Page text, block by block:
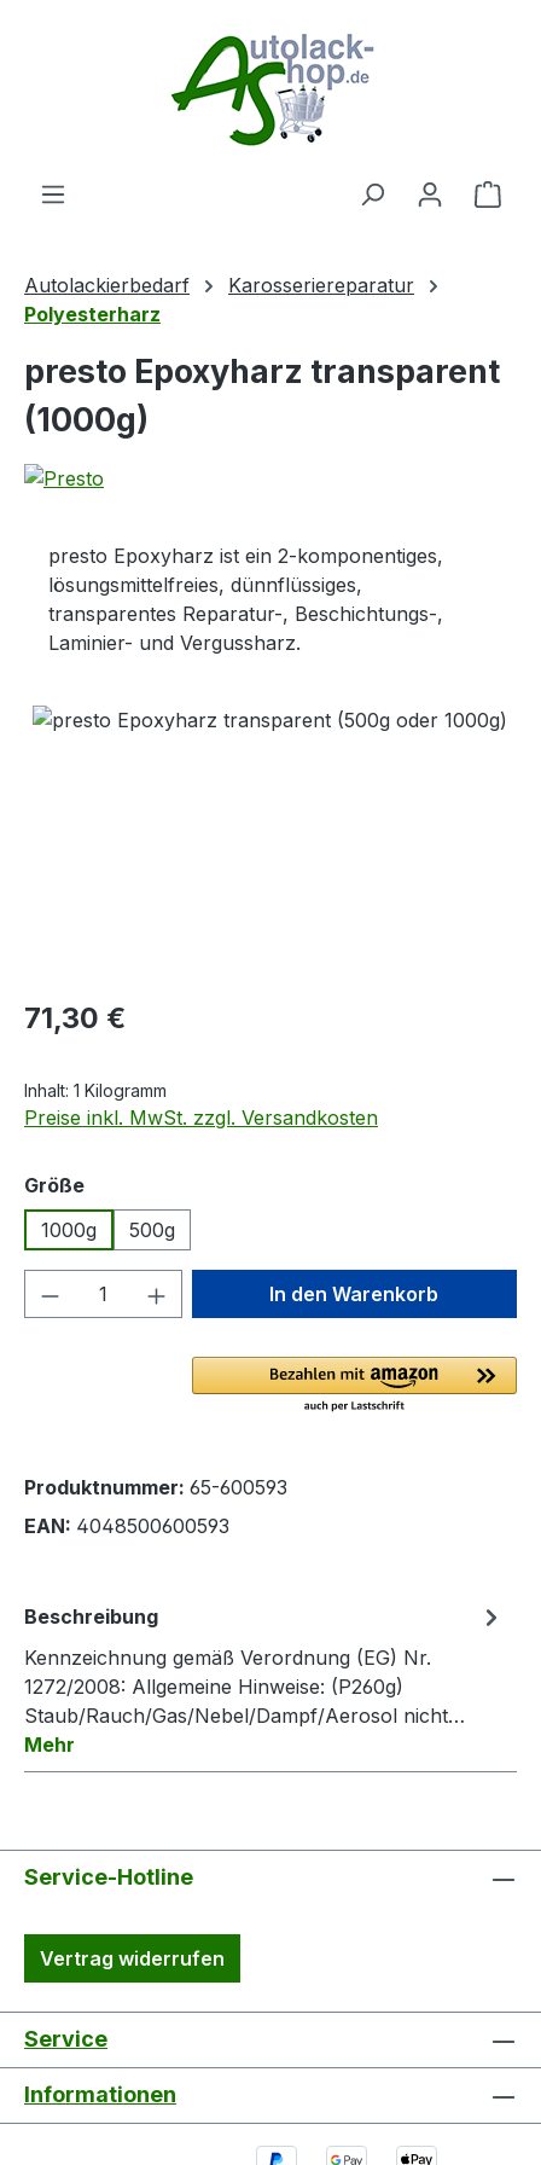
Autolackierbedarf
Karosseriereparatur
Polyesterharz
presto Epoxyharz transparent
(1000g)
presto Epoxyharz ist ein 2-komponentiges,
lösungsmittelfreies, dünnflüssiges,
transparentes Reparatur-, Beschichtungs-,
Laminier- und Vergussharz.
Bildergalerie überspringen
Regulärer Preis:
71,30 €
Inhalt: 1 Kilogramm
Preise inkl. MwSt. zzgl. Versandkosten
Größeauswählen
1000g
500g
Produkt Anzahl: Gib denIn den Warenkorb
Produktnummer: 65-600593
EAN: 4048500600593
Beschreibung
Kennzeichnung gemäß Verordnung (EG) Nr.
1272/2008: Allgemeine Hinweise: (P260g)
Staub/Rauch/Gas/Nebel/Dampf/Aerosol nicht…
Mehr
Service-Hotline
Vertrag widerrufen
Service
Informationen